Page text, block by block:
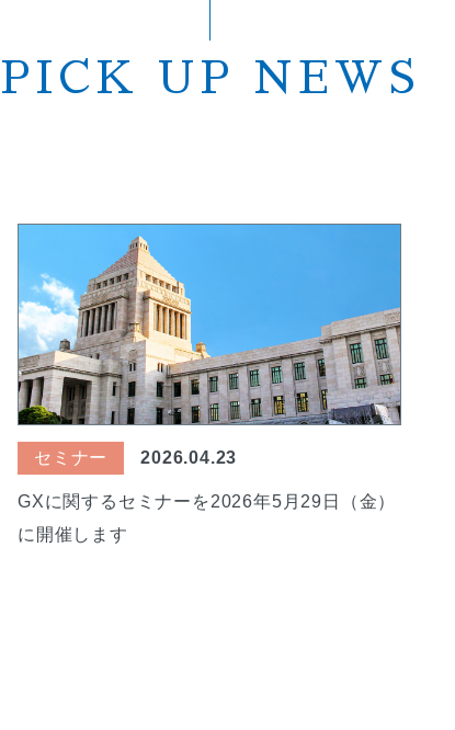
PICK UP NEWS
セミナー 2026.04.23
GXに関するセミナーを2026年5月29日（金）
に開催します